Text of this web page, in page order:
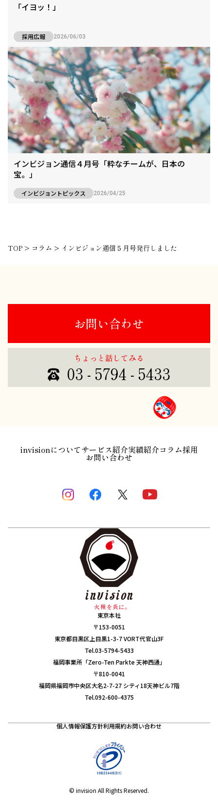
「イヨッ！」
採用広報 2026/06/03
インビジョン通信４月号「粋なチームが、日本の
宝。」
インビジョントピックス 2026/04/25
TOP > コラム > インビジョン通信５月号発行しました
お問い合わせ
ちょっと話してみる
03 - 5794 - 5433
invisionについてサービス紹介実績紹介コラム採用
お問い合わせ
東京本社
〒153-0051
東京都目黒区上目黒1-3-7 VORT代官山3F
Tel.03-5794-5433
福岡事業所「Zero-Ten Parkte 天神西通」
〒810-0041
福岡県福岡市中央区大名2-7-27 シティ18天神ビル7階
Tel.092-600-4375
個人情報保護方針利用規約お問い合わせ
© invision All Rights Reserved.